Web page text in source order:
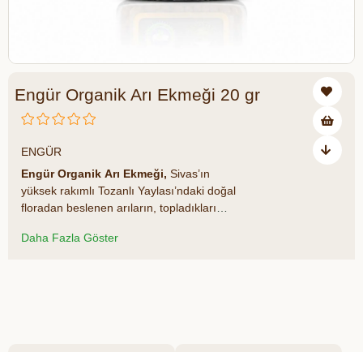
Engür Organik Arı Ekmeği 20 gr
ENGÜR
Engür Organik Arı Ekmeği, Sivas’ın
yüksek rakımlı Tozanlı Yaylası’ndaki doğal
floradan beslenen arıların, topladıkları
oluşturduğu nadir bir arı ürünüdür. Polenin
Daha Fazla Göster